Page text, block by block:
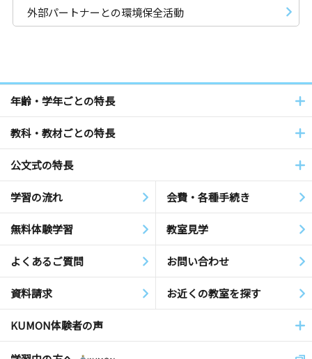
外部パートナーとの環境保全活動
年齢・学年ごとの特長
教科・教材ごとの特長
公文式の特長
学習の流れ 会費・各種手続き
無料体験学習 教室見学
よくあるご質問 お問い合わせ
資料請求 お近くの教室を探す
KUMON体験者の声